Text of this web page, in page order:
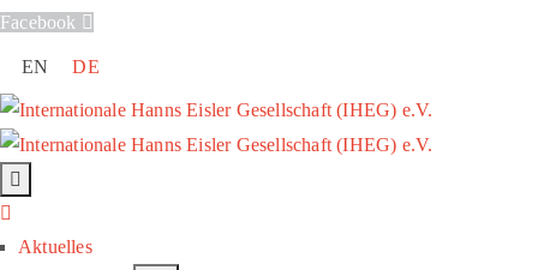
Facebook
EN DE
Aktuelles